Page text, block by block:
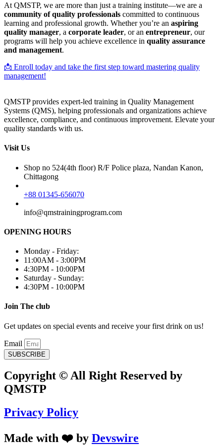
At QMSTP, we are more than just a training institute—we are a
community of quality professionals committed to continuous
learning and professional growth. Whether you’re an aspiring
quality manager, a corporate leader, or an entrepreneur, our
programs will help you achieve excellence in quality assurance
and management.
📩 Enroll today and take the first step toward mastering quality
management!
QMSTP provides expert-led training in Quality Management
Systems (QMS), helping professionals and organizations achieve
excellence, compliance, and continuous improvement. Elevate your
quality standards with us.
Visit Us
Shop no 524(4th floor) R/F Police plaza, Nandan Kanon,
Chittagong
+88 01345-656070
info@qmstrainingprogram.com
OPENING HOURS
Monday - Friday:
11:00AM - 3:00PM
4:30PM - 10:00PM
Saturday - Sunday:
4:30PM - 10:00PM
Join The club
Get updates on special events and receive your first drink on us!
Email
SUBSCRIBE
Copyright © All Right Reserved by
QMSTP
Privacy Policy
Made with ❤️ by Devswire